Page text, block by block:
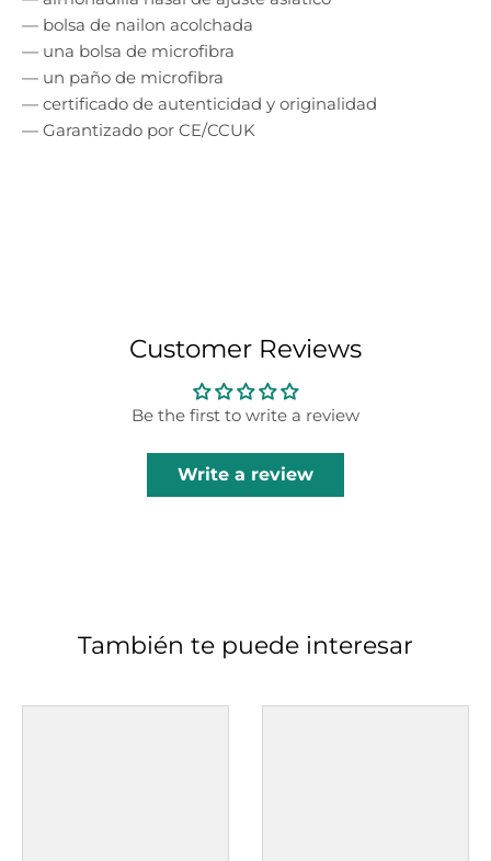
— bolsa de nailon acolchada
— una bolsa de microfibra
— un paño de microfibra
— certificado de autenticidad y originalidad
— Garantizado por CE/CCUK
Customer Reviews
Be the first to write a review
Write a review
También te puede interesar